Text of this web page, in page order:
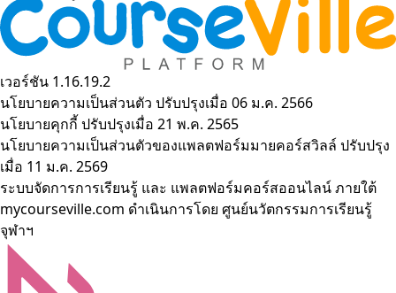
เวอร์ชัน 1.16.19.2
นโยบายความเป็นส่วนตัว ปรับปรุงเมื่อ 06 ม.ค. 2566
นโยบายคุกกี้ ปรับปรุงเมื่อ 21 พ.ค. 2565
นโยบายความเป็นส่วนตัวของแพลตฟอร์มมายคอร์สวิลล์ ปรับปรุง
เมื่อ 11 ม.ค. 2569
ระบบจัดการการเรียนรู้ และ แพลตฟอร์มคอร์สออนไลน์ ภายใต้
mycourseville.com ดำเนินการโดย ศูนย์นวัตกรรมการเรียนรู้
จุฬาฯ